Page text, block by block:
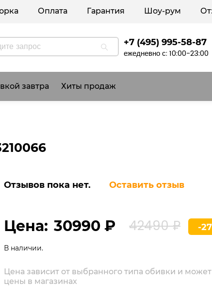
Оплата Гарантия Шоу-рум
+7 (495) 995-58-87
ежедневно с: 10:00-23:00
завтра Хиты продаж
Отзывов пока нет. Оставить отзыв
Цена: 30990 ₽ 42490 ₽ -
В наличии.
Цена зависит от выбранного типа обивки и может
цены в магазинах